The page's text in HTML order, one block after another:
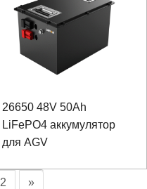
26650 48V 50Ah
LiFePO4 аккумулятор
для AGV
2 »